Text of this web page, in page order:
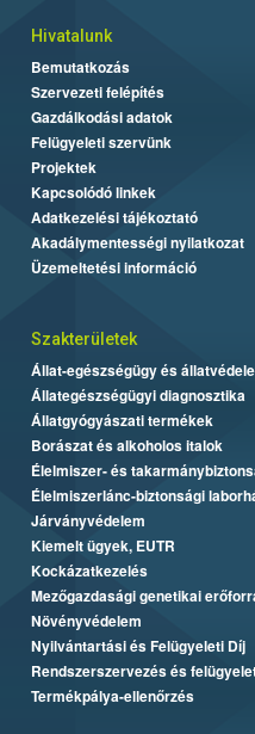
Hivatalunk
Bemutatkozás
Szervezeti felépítés
Gazdálkodási adatok
Felügyeleti szervünk
Projektek
Kapcsolódó linkek
Adatkezelési tájékoztató
Akadálymentességi nyilatkozat
Üzemeltetési információ
Szakterületek
Állat-egészségügy és
Állategészségügyi diagnosztika
Állatgyógyászati termékek
Borászat és alkoholos italok
Élelmiszer- és
Élelmiszerlánc-biztonsági
Járványvédelem
Kiemelt ügyek, EUTR
Kockázatkezelés
Mezőgazdasági genetikai
Növényvédelem
Nyilvántartási és Felügyeleti Díj
Rendszerszervezés és
Termékpálya-ellenőrzés